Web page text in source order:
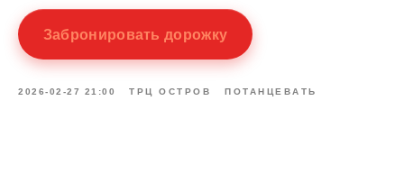
Забронировать дорожку
2026-02-27 21:00 ТРЦ ОСТРОВ ПОТАНЦЕВАТЬ